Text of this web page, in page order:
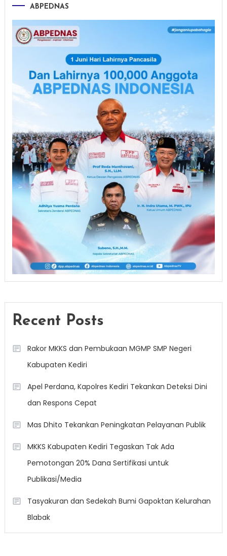
ABPEDNAS
Recent Posts
Rakor MKKS dan Pembukaan MGMP SMP Negeri
Kabupaten Kediri
Apel Perdana, Kapolres Kediri Tekankan Deteksi Dini
dan Respons Cepat
Mas Dhito Tekankan Peningkatan Pelayanan Publik
MKKS Kabupaten Kediri Tegaskan Tak Ada
Pemotongan 20% Dana Sertifikasi untuk
Publikasi/Media
Tasyakuran dan Sedekah Bumi Gapoktan Kelurahan
Blabak